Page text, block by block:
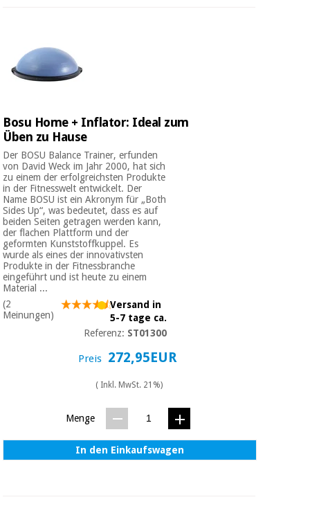
Bosu Home + Inflator: Ideal zum
Üben zu Hause
Der BOSU Balance Trainer, erfunden
von David Weck im Jahr 2000, hat sich
zu einem der erfolgreichsten Produkte
in der Fitnesswelt entwickelt. Der
Name BOSU ist ein Akronym für „Both
Sides Up“, was bedeutet, dass es auf
beiden Seiten getragen werden kann,
der flachen Plattform und der
geformten Kunststoffkuppel. Es
wurde als eines der innovativsten
Produkte in der Fitnessbranche
eingeführt und ist heute zu einem
Material ...
(2
Meinungen)
Versand in
5-7 tage ca.
Referenz: ST01300
Preis 272,95EUR
( Inkl. MwSt. 21%)
Menge
In den Einkaufswagen